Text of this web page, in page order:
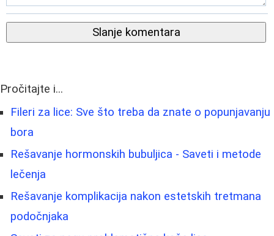
Slanje komentara
Pročitajte i...
Fileri za lice: Sve što treba da znate o popunjavanju
bora
Rešavanje hormonskih bubuljica - Saveti i metode
lečenja
Rešavanje komplikacija nakon estetskih tretmana
podočnjaka